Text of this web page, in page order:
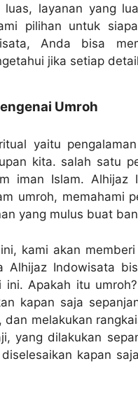
luas, layanan yang
pilihan untuk
Anda bisa
jika setiap
Umroh
yaitu
kita. salah satu
iman Islam. Alhijaz
umroh, memahami
yang mulus buat
kami akan
Alhijaz Indowisata
ini. Apakah itu
kapan saja
dan melakukan
yang dilakukan
kapan